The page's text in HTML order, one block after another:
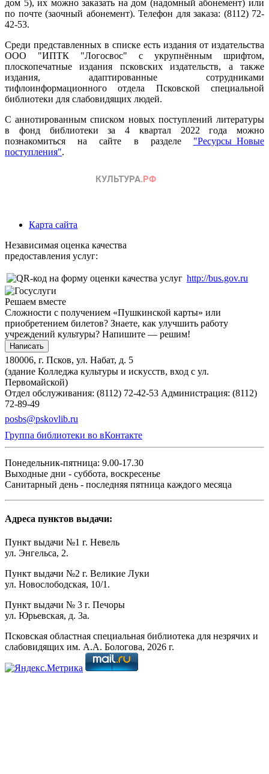
дом 5), их можно заказать на дом (надомный абонемент) или
по почте (заочный абонемент). Телефон для заказа: (8112) 72-
42-53.
Среди представленных в списке есть издания от издательства
ООО "ИПТК "Логосвос" с укрупнённым шрифтом,
плоскопечатные издания псковских издательств, а также
издания, адаптированные сотрудниками
тифлоинформационного отдела Псковской специальной
библиотеки для слабовидящих людей.
С аннотированным списком новых поступлений литературы
в фонд библиотеки за 4 квартал 2022 года можно
познакомиться на сайте в разделе "Ресурсы_Новые
поступления".
Карта сайта
Независимая оценка качества
предоставления услуг:
http://bus.gov.ru
Решаем вместе
Сложности с получением «Пушкинской карты» или
приобретением билетов? Знаете, как улучшить работу
учреждений культуры? Напишите — решим!
Написать
180006, г. Псков, ул. Набат, д. 5
(здание Колледжа культуры и искусств, вход с ул.
Первомайской)
Отдел обслуживания: (8112) 72-42-53 Администрация: (8112)
72-89-49
posbs@pskovlib.ru
Группа библиотеки во вКонтакте
Понедельник-пятница: 9.00-17.30
Выходные дни - суббота, воскресенье
Санитарный день - последняя пятница каждого месяца
Адреса пунктов выдачи:
Пункт выдачи №1 г. Невель
ул. Энгельса, 2.
Пункт выдачи №2 г. Великие Луки
ул. Новослободская, 10/1.
Пункт выдачи № 3 г. Печоры
ул. Юрьевская, д. 3а.
Псковская областная специальная библиотека для незрячих и
слабовидящих им. А.А. Бологова, 2026 г.